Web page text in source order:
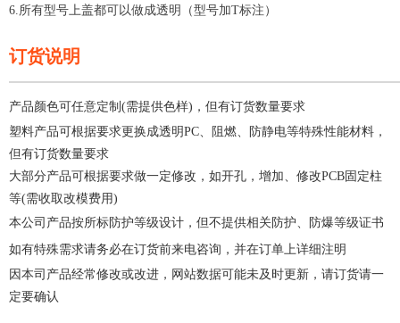
6.所有型号上盖都可以做成透明（型号加T标注）
订货说明
产品颜色可任意定制(需提供色样)，但有订货数量要求
塑料产品可根据要求更换成透明PC、阻燃、防静电等特殊性能材料，
但有订货数量要求
大部分产品可根据要求做一定修改，如开孔，增加、修改PCB固定柱
等(需收取改模费用)
本公司产品按所标防护等级设计，但不提供相关防护、防爆等级证书
如有特殊需求请务必在订货前来电咨询，并在订单上详细注明
因本司产品经常修改或改进，网站数据可能未及时更新，请订货请一
定要确认